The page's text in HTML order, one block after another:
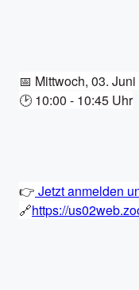
📅 Mittwoch, 03. Juni
🕑 10:00 - 10:45 Uhr
👉 Jetzt anmelden
🔗https://